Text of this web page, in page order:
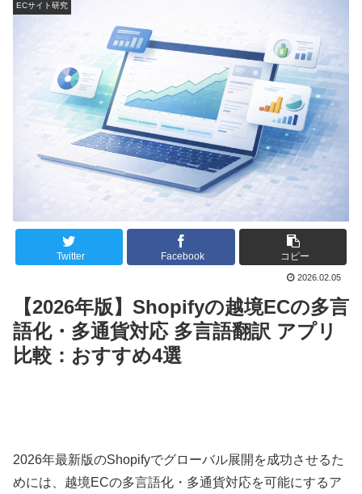
ECサイト研究
Twitter Facebook コピー
2026.02.05
【2026年版】Shopifyの越境ECの多言
語化・多通貨対応 多言語翻訳 アプリ
比較：おすすめ4選
2026年最新版のShopifyでグローバル展開を成功させるた
めには、越境ECの多言語化・多通貨対応を可能にするア